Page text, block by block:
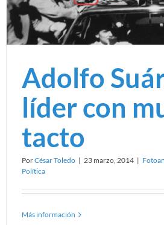
Adolfo
líder con
tacto
PorCésar Toledo | 23 marzo, 2014 |
Política
Más información